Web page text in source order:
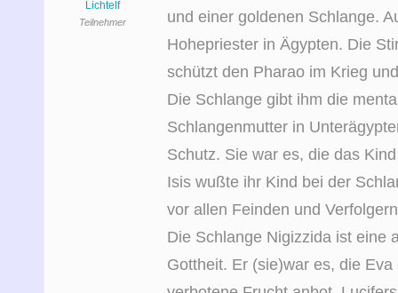
Lichtelf
Teilnehmer
und einer goldenen Schlange.
Hohepriester in Ägypten. Die
schützt den Pharao im Krieg
Die Schlange gibt ihm die
Schlangenmutter in
Schutz. Sie war es, die das
Isis wußte ihr Kind bei der
vor allen Feinden und
Die Schlange Nigizzida ist eine
Gottheit. Er (sie)war es, die